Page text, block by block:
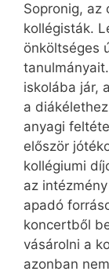
Sopronig, az
kollégisták.
önköltséges
iskolába jár,
a
anyagi
először
kollégiumi
az
apadó
koncertből
vásárolni a
azonban